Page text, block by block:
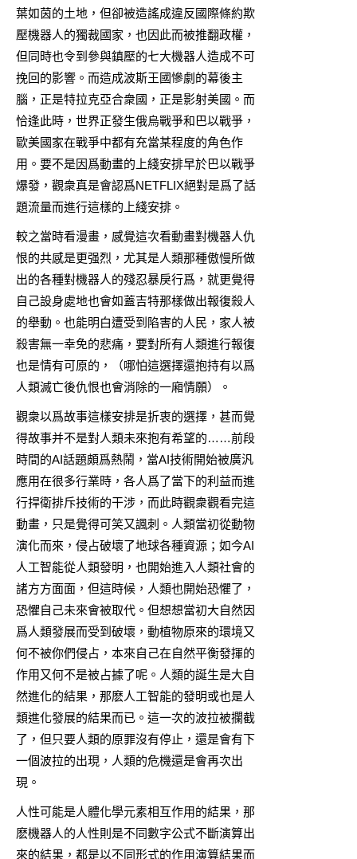
葉如茵的土地，但卻被造謠成違反國際條約欺
壓機器人的獨裁國家，也因此而被推翻政權，
但同時也令到參與鎮壓的七大機器人造成不可
挽回的影響。而造成波斯王國慘劇的幕後主
腦，正是特拉克亞合衆國，正是影射美國。而
恰逢此時，世界正發生俄烏戰爭和巴以戰爭，
歐美國家在戰爭中都有充當某程度的角色作
用。要不是因爲動畫的上綫安排早於巴以戰爭
爆發，觀衆真是會認爲NETFLIX絕對是爲了話
題流量而進行這樣的上綫安排。
較之當時看漫畫，感覺這次看動畫對機器人仇
恨的共感是更强烈，尤其是人類那種傲慢所做
出的各種對機器人的殘忍暴戾行爲，就更覺得
自己設身處地也會如蓋吉特那樣做出報復殺人
的舉動。也能明白遭受到陷害的人民，家人被
殺害無一幸免的悲痛，要對所有人類進行報復
也是情有可原的，（哪怕這選擇還抱持有以爲
人類滅亡後仇恨也會消除的一廂情願）。
觀衆以爲故事這樣安排是折衷的選擇，甚而覺
得故事并不是對人類未來抱有希望的……前段
時間的AI話題頗爲熱鬧，當AI技術開始被廣汎
應用在很多行業時，各人爲了當下的利益而進
行捍衛排斥技術的干涉，而此時觀衆觀看完這
動畫，只是覺得可笑又諷刺。人類當初從動物
演化而來，侵占破壞了地球各種資源；如今AI
人工智能從人類發明，也開始進入人類社會的
諸方方面面，但這時候，人類也開始恐懼了，
恐懼自己未來會被取代。但想想當初大自然因
爲人類發展而受到破壞，動植物原來的環境又
何不被你們侵占，本來自己在自然平衡發揮的
作用又何不是被占據了呢。人類的誕生是大自
然進化的結果，那麽人工智能的發明或也是人
類進化發展的結果而已。這一次的波拉被攔截
了，但只要人類的原罪沒有停止，還是會有下
一個波拉的出現，人類的危機還是會再次出
現。
人性可能是人體化學元素相互作用的結果，那
麽機器人的人性則是不同數字公式不斷演算出
來的結果，都是以不同形式的作用演算結果而